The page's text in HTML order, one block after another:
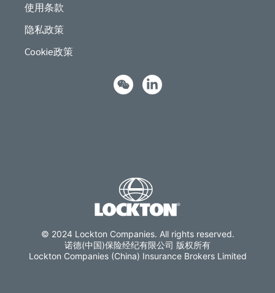
使用条款
隐私政策
Cookie政策
© 2024 Lockton Companies. All rights reserved.
诺德(中国)保险经纪有限公司 版权所有
Lockton Companies (China) Insurance Brokers Limited